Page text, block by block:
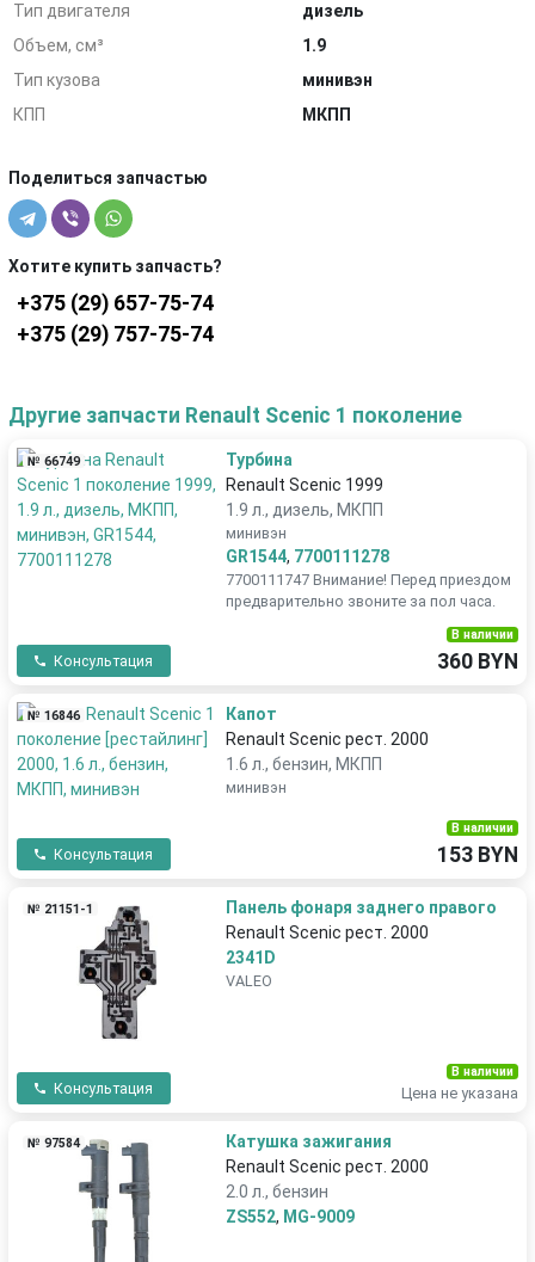
Тип двигателя
дизель
Объем, см³
1.9
Тип кузова
минивэн
КПП
МКПП
Поделиться запчастью
Хотите купить запчасть?
+375 (29) 657-75-74
+375 (29) 757-75-74
Другие запчасти Renault Scenic 1 поколение
№ 66749
Турбина
Renault Scenic 1999
1.9 л., дизель, МКПП
минивэн
GR1544, 7700111278
7700111747 Внимание! Перед приездом
предварительно звоните за пол часа.
Консультация
В наличии
360 BYN
№ 16846
Капот
Renault Scenic рест. 2000
1.6 л., бензин, МКПП
минивэн
Консультация
В наличии
153 BYN
№ 21151-1
Панель фонаря заднего правого
Renault Scenic рест. 2000
2341D
VALEO
Консультация
В наличии
Цена не указана
№ 97584
Катушка зажигания
Renault Scenic рест. 2000
2.0 л., бензин
ZS552, MG-9009